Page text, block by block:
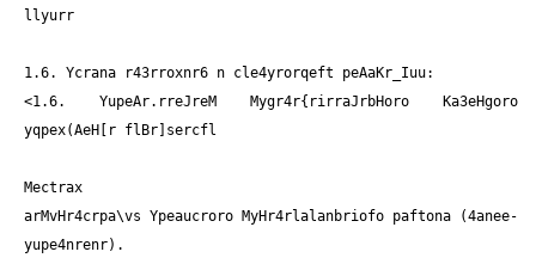
llyurr
1.6. Ycrana r43rroxnr6 n cle4yrorqeft peAaKr_Iuu:
<1.6. YupeAr.rreJreM Mygr4r{rirraJrbHoro Ka3eHgoro
yqpex(AeH[r flBr]sercfl
Mectrax
arMvHr4crpa\vs Ypeaucroro MyHr4rlalanbriofo paftona (4anee-
yupe4nrenr).